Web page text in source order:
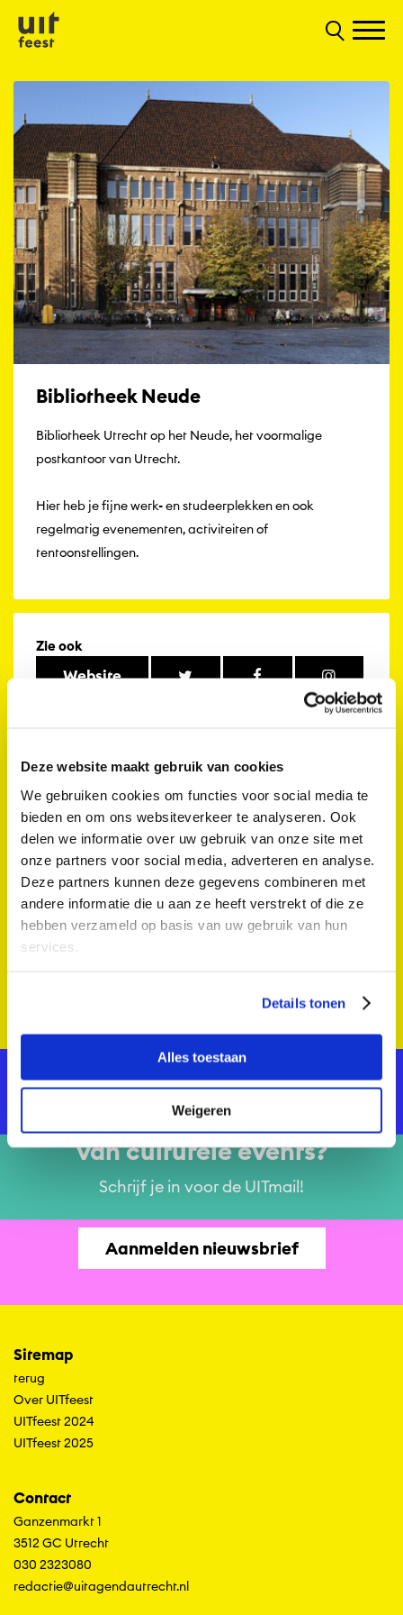
Deze website maakt gebruik van cookies
We gebruiken cookies om functies voor social media te
bieden en om ons websiteverkeer te analyseren. Ook
delen we informatie over uw gebruik van onze site met
onze partners voor social media, adverteren en analyse.
Deze partners kunnen deze gegevens combineren met
andere informatie die u aan ze heeft verstrekt of die ze
hebben verzameld op basis van uw gebruik van hun
services.
Details tonen
Alles toestaan
Weigeren
Bibliotheek Neude
Bibliotheek Utrecht op het Neude, het voormalige
postkantoor van Utrecht.
Hier heb je fijne werk- en studeerplekken en ook
regelmatig evenementen, activiteiten of
tentoonstellingen.
Zie ook
Website
−
| ©OpenStreetMapcontributors ©CARTO
Wil jij op de hoogte blijven
van culturele events?
Schrijf je in voor de UITmail!
Aanmelden nieuwsbrief
Sitemap
terug
Over UITfeest
UITfeest 2024
UITfeest 2025
Contact
Ganzenmarkt 1
3512 GC Utrecht
030 2323080
redactie@uitagendautrecht.nl